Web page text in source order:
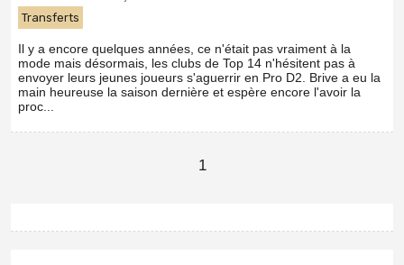
Transferts
Il y a encore quelques années, ce n'était pas vraiment à la
mode mais désormais, les clubs de Top 14 n'hésitent pas à
envoyer leurs jeunes joueurs s'aguerrir en Pro D2. Brive a eu la
main heureuse la saison dernière et espère encore l'avoir la
proc...
1